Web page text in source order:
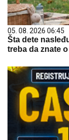
05. 08. 2026 06:45
Šta dete
treba da znate